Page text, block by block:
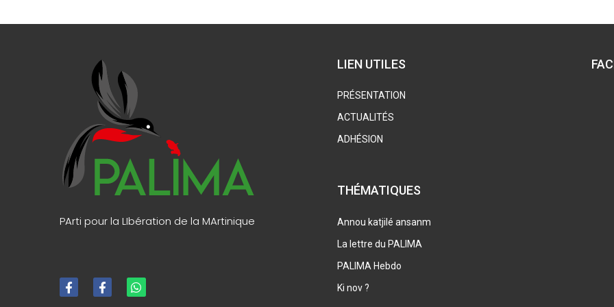
PArti pour la LIbération de la MArtinique
LIEN UTILES
PRÉSENTATION
ACTUALITÉS
ADHÉSION
THÉMATIQUES
Annou katjilé ansanm
La lettre du PALIMA
PALIMA Hebdo
Ki nov ?